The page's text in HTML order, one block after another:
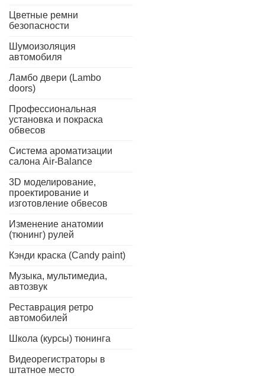
Цветные ремни
безопасности
Шумоизоляция
автомобиля
Ламбо двери (Lambo
doors)
Профессиональная
установка и покраска
обвесов
Система ароматизации
салона Air-Balance
3D моделирование,
проектирование и
изготовление обвесов
Изменение анатомии
(тюнинг) рулей
Кэнди краска (Candy paint)
Музыка, мультимедиа,
автозвук
Реставрация ретро
автомобилей
Школа (курсы) тюнинга
Видеорегистраторы в
штатное место